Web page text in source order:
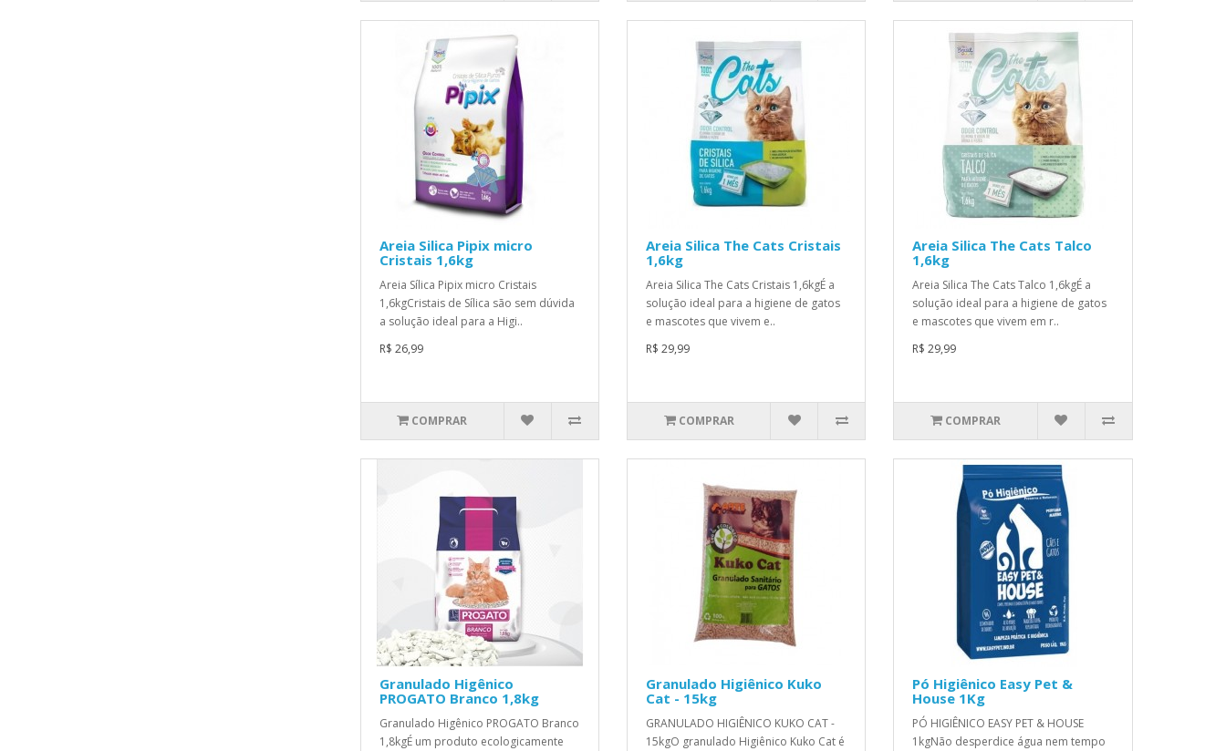
Areia Silica Pipix micro
Cristais 1,6kg
Areia Sílica Pipix micro Cristais
1,6kgCristais de Sílica são sem dúvida
a solução ideal para a Higi..
R$ 26,99
COMPRAR
Areia Silica The Cats Cristais
1,6kg
Areia Silica The Cats Cristais 1,6kgÉ a
solução ideal para a higiene de gatos
e mascotes que vivem e..
R$ 29,99
COMPRAR
Areia Silica The Cats Talco
1,6kg
Areia Silica The Cats Talco 1,6kgÉ a
solução ideal para a higiene de gatos
e mascotes que vivem em r..
R$ 29,99
COMPRAR
Granulado Higênico
PROGATO Branco 1,8kg
Granulado Higênico PROGATO Branco
1,8kgÉ um produto ecologicamente
Granulado Higiênico Kuko
Cat - 15kg
GRANULADO HIGIÊNICO KUKO CAT -
15kgO granulado Higiênico Kuko Cat é
Pó Higiênico Easy Pet &
House 1Kg
PÓ HIGIÊNICO EASY PET & HOUSE
1kgNão desperdice água nem tempo